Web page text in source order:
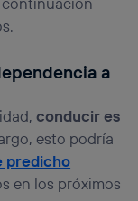
a
conducir es
esto podría
predicho
en los próximos
de las
más
en la
seleccionando
página web o